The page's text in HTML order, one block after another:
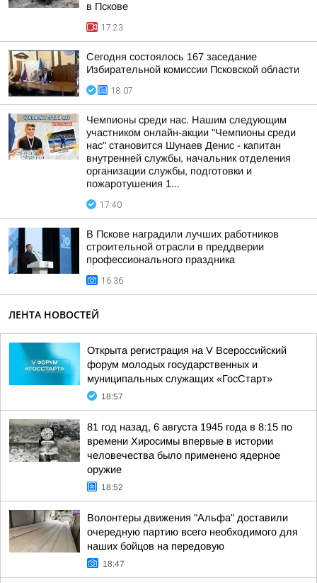
в Пскове
17:23
Сегодня состоялось 167 заседание
Избирательной комиссии Псковской области
18:07
Чемпионы среди нас. Нашим следующим
участником онлайн-акции "Чемпионы среди
нас" становится Шунаев Денис - капитан
внутренней службы, начальник отделения
организации службы, подготовки и
пожаротушения 1...
17:40
В Пскове наградили лучших работников
строительной отрасли в преддверии
профессионального праздника
16:36
ЛЕНТА НОВОСТЕЙ
Открыта регистрация на V Всероссийский
форум молодых государственных и
муниципальных служащих «ГосСтарт»
18:57
81 год назад, 6 августа 1945 года в 8:15 по
времени Хиросимы впервые в истории
человечества было применено ядерное
оружие
18:52
Волонтеры движения "Альфа" доставили
очередную партию всего необходимого для
наших бойцов на передовую
18:47